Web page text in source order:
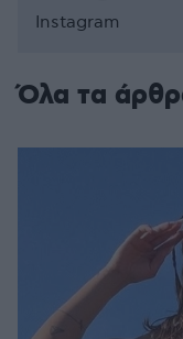
Instagram
Όλα τα